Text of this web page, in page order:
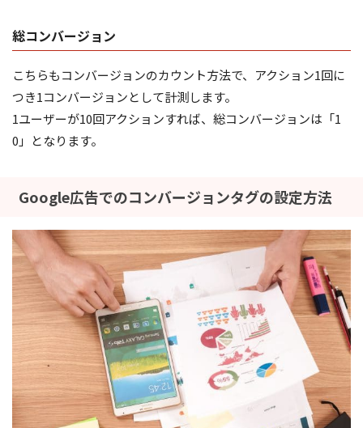
総コンバージョン
こちらもコンバージョンのカウント方法で、アクション1回に
つき1コンバージョンとして計測します。
1ユーザーが10回アクションすれば、総コンバージョンは「1
0」となります。
Google広告でのコンバージョンタグの設定方法